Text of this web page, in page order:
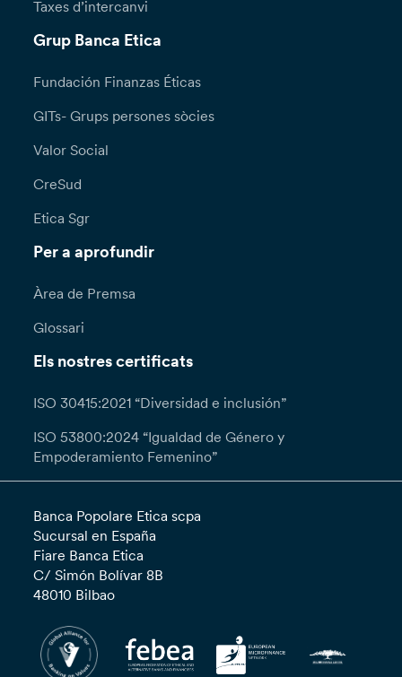
Taxes d’intercanvi
Grup Banca Etica
Fundación Finanzas Éticas
GITs- Grups persones sòcies
Valor Social
CreSud
Etica Sgr
Per a aprofundir
Àrea de Premsa
Glossari
Els nostres certificats
ISO 30415:2021 “Diversidad e inclusión”
ISO 53800:2024 “Igualdad de Género y
Empoderamiento Femenino”
Banca Popolare Etica scpa
Sucursal en España
Fiare Banca Etica
C/ Simón Bolívar 8B
48010 Bilbao